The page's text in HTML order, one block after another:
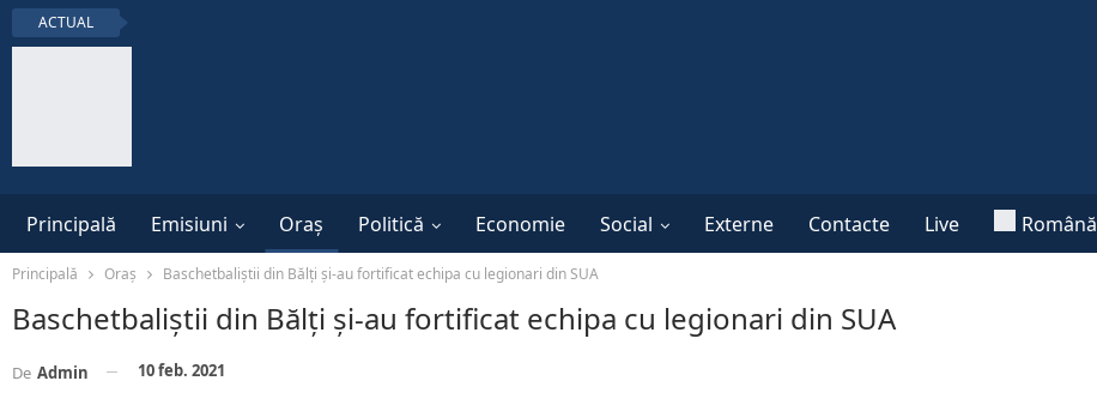
ACTUAL
Principală Emisiuni Oraș Politică Economie Social Externe Contacte Live Română
Principală Oraș Baschetbaliștii din Bălți și-au fortificat echipa cu legionari din SUA
Baschetbaliștii din Bălți și-au fortificat echipa cu legionari din SUA
De Admin 10 feb. 2021